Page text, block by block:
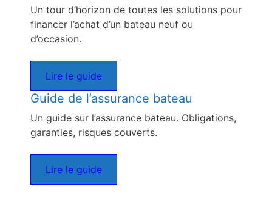
Un tour d’horizon de toutes les solutions pour
financer l’achat d’un bateau neuf ou
d’occasion.
Lire le guide
Guide de l’assurance bateau
Un guide sur l’assurance bateau. Obligations,
garanties, risques couverts.
Lire le guide